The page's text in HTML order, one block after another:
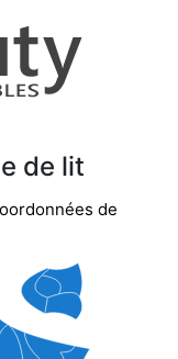
de lit
de